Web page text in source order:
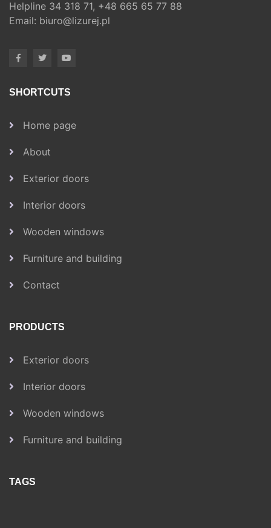
Helpline 34 318 71, +48 665 65 77 88
Email: biuro@lizurej.pl
SHORTCUTS
Home page
About
Exterior doors
Interior doors
Wooden windows
Furniture and building
Contact
PRODUCTS
Exterior doors
Interior doors
Wooden windows
Furniture and building
TAGS